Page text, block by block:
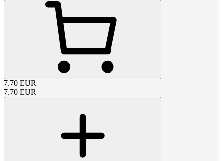
7.70 EUR
7.70 EUR